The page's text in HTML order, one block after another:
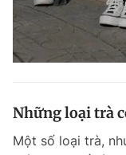
Những loại trà
Một số loại trà,